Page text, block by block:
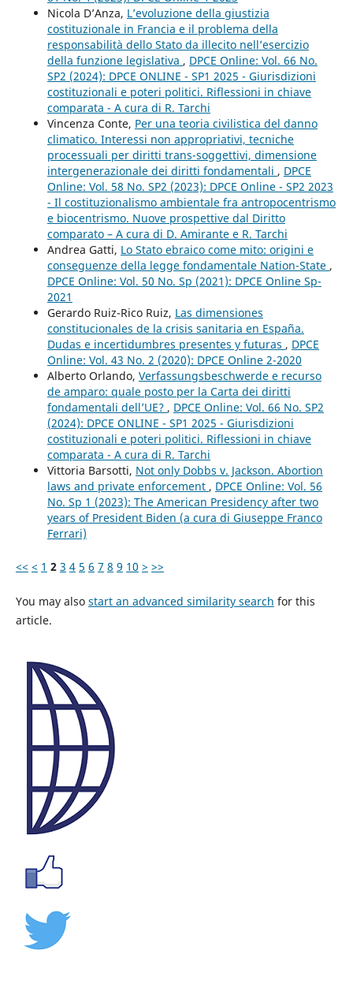
Nicola D’Anza, L’evoluzione della giustizia
costituzionale in Francia e il problema della
responsabilità dello Stato da illecito nell’esercizio
della funzione legislativa , DPCE Online: Vol. 66 No.
SP2 (2024): DPCE ONLINE - SP1 2025 - Giurisdizioni
costituzionali e poteri politici. Riflessioni in chiave
comparata - A cura di R. Tarchi
Vincenza Conte, Per una teoria civilistica del danno
climatico. Interessi non appropriativi, tecniche
processuali per diritti trans-soggettivi, dimensione
intergenerazionale dei diritti fondamentali , DPCE
Online: Vol. 58 No. SP2 (2023): DPCE Online - SP2 2023
- Il costituzionalismo ambientale fra antropocentrismo
e biocentrismo. Nuove prospettive dal Diritto
comparato – A cura di D. Amirante e R. Tarchi
Andrea Gatti, Lo Stato ebraico come mito: origini e
conseguenze della legge fondamentale Nation-State ,
DPCE Online: Vol. 50 No. Sp (2021): DPCE Online Sp-
2021
Gerardo Ruiz-Rico Ruiz, Las dimensiones
constitucionales de la crisis sanitaria en España.
Dudas e incertidumbres presentes y futuras , DPCE
Online: Vol. 43 No. 2 (2020): DPCE Online 2-2020
Alberto Orlando, Verfassungsbeschwerde e recurso
de amparo: quale posto per la Carta dei diritti
fondamentali dell’UE? , DPCE Online: Vol. 66 No. SP2
(2024): DPCE ONLINE - SP1 2025 - Giurisdizioni
costituzionali e poteri politici. Riflessioni in chiave
comparata - A cura di R. Tarchi
Vittoria Barsotti, Not only Dobbs v. Jackson. Abortion
laws and private enforcement , DPCE Online: Vol. 56
No. Sp 1 (2023): The American Presidency after two
years of President Biden (a cura di Giuseppe Franco
Ferrari)
<< < 1 2 3 4 5 6 7 8 9 10 > >>
You may also start an advanced similarity search for this
article.